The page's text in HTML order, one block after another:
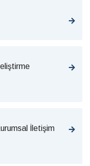
İletişim